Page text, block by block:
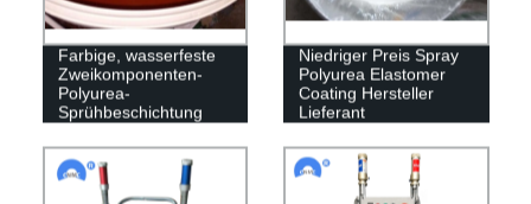
Farbige, wasserfeste
Zweikomponenten-
Polyurea-
Sprühbeschichtung
Niedriger Preis Spray
Polyurea Elastomer
Coating Hersteller
Lieferant